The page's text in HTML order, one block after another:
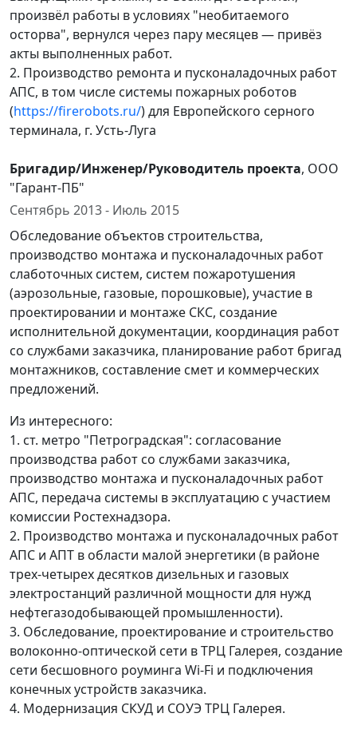
произвёл работы в условиях "необитаемого
осторва", вернулся через пару месяцев — привёз
акты выполненных работ.
2. Производство ремонта и пусконаладочных работ
АПС, в том числе системы пожарных роботов
(https://firerobots.ru/) для Европейского серного
терминала, г. Усть-Луга
Бригадир/Инженер/Руководитель проекта, OOO
"Гарант-ПБ"
Сентябрь 2013 - Июль 2015
Обследование объектов строительства,
производство монтажа и пусконаладочных работ
слаботочных систем, систем пожаротушения
(аэрозольные, газовые, порошковые), участие в
проектировании и монтаже СКС, создание
исполнительной документации, координация работ
со службами заказчика, планирование работ бригад
монтажников, составление смет и коммерческих
предложений.
Из интересного:
1. ст. метро "Петроградская": согласование
производства работ со службами заказчика,
производство монтажа и пусконаладочных работ
АПС, передача системы в эксплуатацию с участием
комиссии Ростехнадзора.
2. Производство монтажа и пусконаладочных работ
АПС и АПТ в области малой энергетики (в районе
трех-четырех десятков дизельных и газовых
электростанций различной мощности для нужд
нефтегазодобывающей промышленности).
3. Обследование, проектирование и строительство
волоконно-оптической сети в ТРЦ Галерея, создание
сети бесшовного роуминга Wi-Fi и подключения
конечных устройств заказчика.
4. Модернизация СКУД и СОУЭ ТРЦ Галерея.